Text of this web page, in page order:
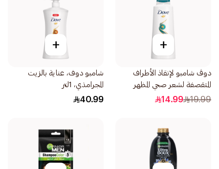
+
دوڤ شامبو لإنقاذ الأطراف
المتقصفة لشعر صحي المظهر
بنسبة تصل إلى 100 590مل
19.99
14.99
+
شامبو دوف، عناية بالزيت
المجرامذي، 1لتر
40.99